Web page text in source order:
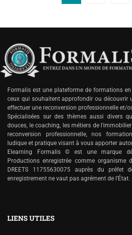
Formalis est une plateforme de formations
ceux qui souhaitent approfondir ou découvrir
effectuer une reconversion professionnelle et/
Spécialisées sur des thèmes aussi divers
douces, le coaching, les métiers de
reconversion professionnelle, nos
ludique et pratique visant à vous apporter
Elearning Formalis © est une marque
Productions enregistrée comme
DREETS 11755630075 auprès du préfet
enregistrement ne vaut pas agrément de l’État.
LIENS UTILES